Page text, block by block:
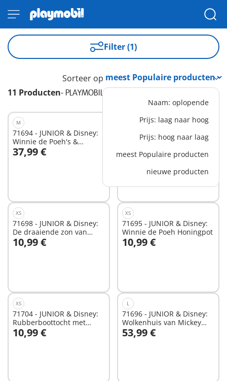
Filter (1)
11 Producten- PLAYMOBIL JUNIOR & Disney
Sorteer op
Naam: oplopende
Prijs: laag naar hoog
Prijs: hoog naar laag
meest Populaire producten
nieuwe producten
M
71694 - JUNIOR & Disney:
Winnie de Poeh's &
Teigetje's Bijentuin
37,99 €
In winkelwagen
71705 - JUNIOR & Disney:
Winnie de Poeh's &
Knorretje's Wateravontuur
16,99 €
In winkelwagen
XS
71698 - JUNIOR & Disney:
De draaiende zon van
Mickey Mouse met
rammelfun
10,99 €
In winkelwagen
XS
71695 - JUNIOR & Disney:
Winnie de Poeh Honingpot
10,99 €
In winkelwagen
XS
71704 - JUNIOR & Disney:
Rubberboottocht met
Teigetje
10,99 €
In winkelwagen
L
71696 - JUNIOR & Disney:
Wolkenhuis van Mickey
Mouse en Minnie Mouse
53,99 €
In winkelwagen